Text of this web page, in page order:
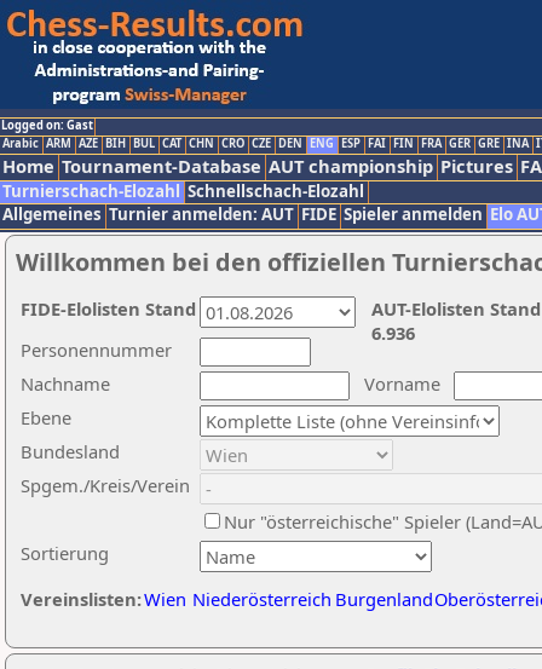
Logged on: Gast
Arabic ARM AZE BIH BUL CAT CHN CRO CZE DEN ENG ESP FAI FIN FRA GER GRE INA
Home Tournament-Database AUT championship Pictures
Turnierschach-Elozahl Schnellschach-Elozahl
Allgemeines Turnier anmelden: AUT FIDE Spieler anmelden Elo
Willkommen bei den offiziellen
Nachname
Vorname
Ebene
Sortierung
Personennummer
Bundesland
Spgem./Kreis/Verein
Nur "österreichische" Spieler
Vereinslisten:Wien Niederösterreich Burgenland
AUT-Elolisten
6.936
FIDE-Elolisten Stand